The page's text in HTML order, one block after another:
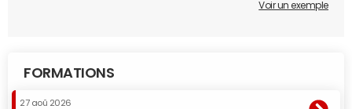
Voir un exemple
FORMATIONS
27 aoû 2026